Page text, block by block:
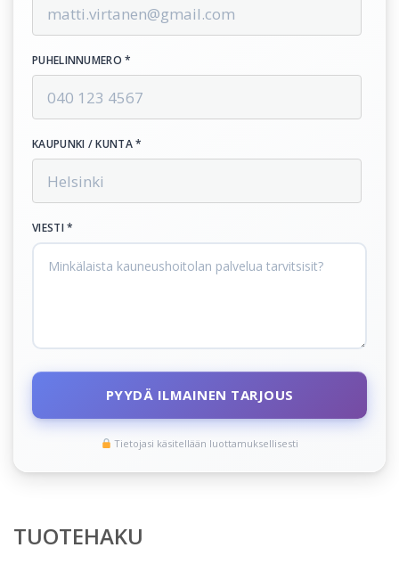
PUHELINNUMERO *
KAUPUNKI / KUNTA *
VIESTI *
PYYDÄ ILMAINEN TARJOUS
Tietojasi käsitellään luottamuksellisesti
TUOTEHAKU